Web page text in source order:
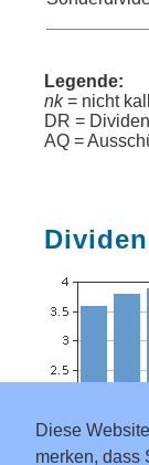
Diese
merken, dass
Legende:
nk= nicht
DR =
AQ =